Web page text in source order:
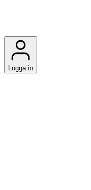
Logga in